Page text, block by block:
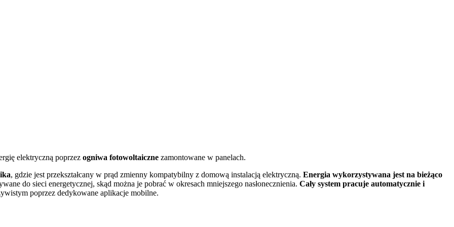
elektryczną poprzez ogniwa fotowoltaiczne zamontowane w panelach.
, gdzie jest przekształcany w prąd zmienny kompatybilny z domową instalacją elektryczną. Energia wykorzystywana jest na bieżąco
do sieci energetycznej, skąd można je pobrać w okresach mniejszego nasłonecznienia. Cały system pracuje automatycznie i
poprzez dedykowane aplikacje mobilne.